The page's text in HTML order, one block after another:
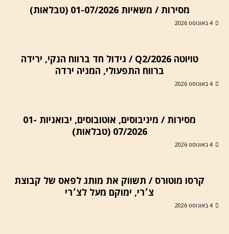
מסירות / משאיות 01-07/2026 (טבלאות)
4 באוגוסט 2026
טויוטה Q2/2026 / גידול חד ברווח הנקי, ירידה
ברווח התפעולי, המניה ירדה
4 באוגוסט 2026
מסירות / מיניבוסים, אוטובוסים, יבואניות 01-
07/2026 (טבלאות)
4 באוגוסט 2026
קרסו מוטורס / תשווק את מותג לפאס של קבוצת
צ׳רי, ימוקם מעל לצ׳רי
4 באוגוסט 2026